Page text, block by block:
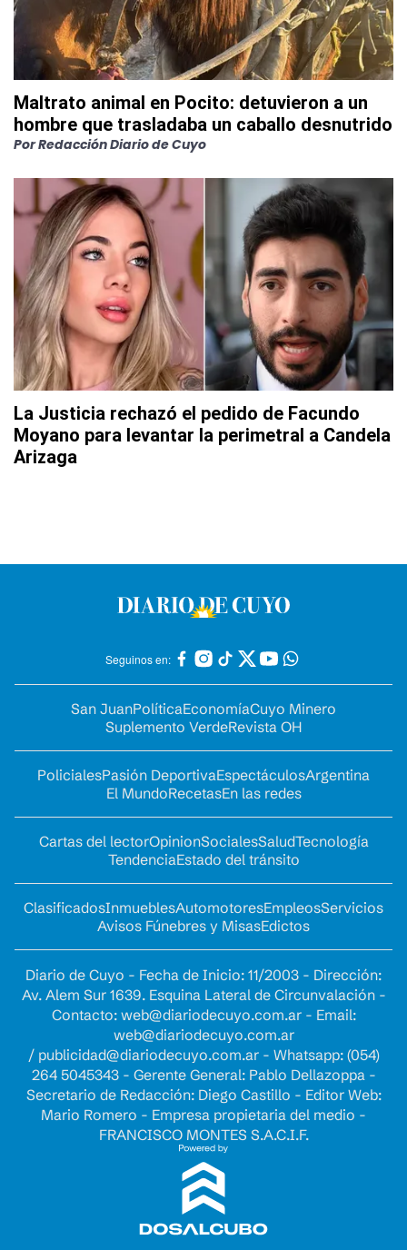
Maltrato animal en Pocito: detuvieron a un
hombre que trasladaba un caballo desnutrido
PorRedacción Diario de Cuyo
La Justicia rechazó el pedido de Facundo
Moyano para levantar la perimetral a Candela
Arizaga
Seguinos en:
San JuanPolíticaEconomíaCuyo Minero
Suplemento VerdeRevista OH
PolicialesPasión DeportivaEspectáculosArgentina
El MundoRecetasEn las redes
Cartas del lectorOpinionSocialesSaludTecnología
TendenciaEstado del tránsito
ClasificadosInmueblesAutomotoresEmpleosServicios
Avisos Fúnebres y MisasEdictos
Diario de Cuyo - Fecha de Inicio: 11/2003 - Dirección:
Av. Alem Sur 1639. Esquina Lateral de Circunvalación -
Contacto: web@diariodecuyo.com.ar- Email:
web@diariodecuyo.com.ar
/ publicidad@diariodecuyo.com.ar- Whatsapp: (054)
264 5045343 - Gerente General: Pablo Dellazoppa -
Secretario de Redacción: Diego Castillo - Editor Web:
Mario Romero - Empresa propietaria del medio -
FRANCISCO MONTES S.A.C.I.F.